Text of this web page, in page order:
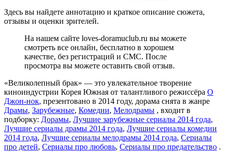
Здесь вы найдете аннотацию и краткое описание сюжета,
отзывы и оценки зрителей.
На нашем сайте loves-doramuclub.ru вы можете
смотреть все онлайн, бесплатно в хорошем
качестве, без регистраций и СМС. После
просмотра вы можете оставить свой отзыв.
«Великолепный брак» — это увлекательное творение
киноиндустрии Корея Южная от талантливого режиссёра О
Джон-нок, презентовано в 2014 году, дорама снята в жанре
Драмы, Зарубежные, Комедии, Мелодрамы , входит в
подборку: Дорамы, Лучшие зарубежные сериалы 2014 года,
Лучшие сериалы драмы 2014 года, Лучшие сериалы комедии
2014 года, Лучшие сериалы мелодрамы 2014 года, Сериалы
про детей, Сериалы про любовь, Сериалы про предательство .